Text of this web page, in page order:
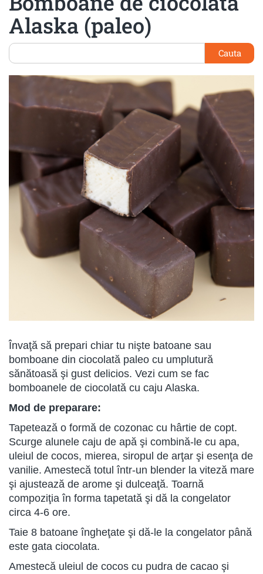
Alaska (paleo)
Cauta
Învaţă să prepari chiar tu nişte batoane sau
bomboane din ciocolată paleo cu umplutură
sănătoasă şi gust delicios. Vezi cum se fac
bomboanele de ciocolată cu caju Alaska.
Mod de preparare:
Tapetează o formă de cozonac cu hârtie de copt.
Scurge alunele caju de apă şi combină-le cu apa,
uleiul de cocos, mierea, siropul de arţar şi esenţa de
vanilie. Amestecă totul într-un blender la viteză mare
şi ajustează de arome şi dulceaţă. Toarnă
compoziţia în forma tapetată şi dă la congelator
circa 4-6 ore.
Taie 8 batoane îngheţate şi dă-le la congelator până
este gata ciocolata.
Amestecă uleiul de cocos cu pudra de cacao şi